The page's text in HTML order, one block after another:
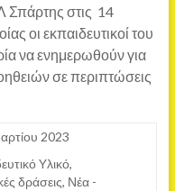
Σπάρτης στις 14
οι εκπαιδευτικοί του
να ενημερωθούν για
σε περιπτώσεις
2023
Yλικό,
δράσεις, Νέα -